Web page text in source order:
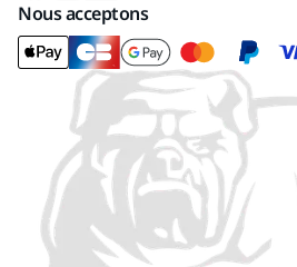
Nous acceptons